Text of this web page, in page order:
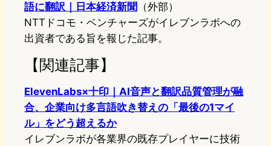
語に翻訳｜日本経済新聞 （外部）
NTTドコモ・ベンチャーズがイレブンラボへの
出資者である旨を報じた記事。
【関連記事】
ElevenLabs×十印｜AI音声と翻訳品質管理が融
合、企業向け多言語吹き替えの「最後の1マイ
ル」をどう超えるか
イレブンラボが各業界の既存プレイヤーに技術